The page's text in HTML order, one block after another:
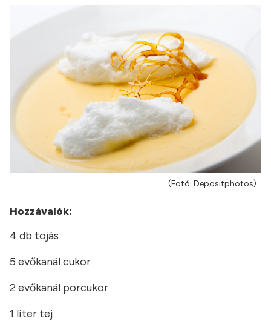
(Fotó: Depositphotos)
Hozzávalók:
4 db tojás
5 evőkanál cukor
2 evőkanál porcukor
1 liter tej